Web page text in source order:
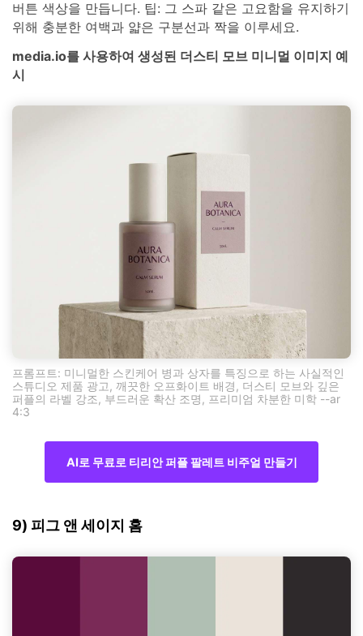
버튼 색상을 만듭니다. 팁: 그 스파 같은 고요함을 유지하기
위해 충분한 여백과 얇은 구분선과 짝을 이루세요.
media.io를 사용하여 생성된 더스티 모브 미니멀 이미지 예
시
프롬프트: 미니멀한 스킨케어 병과 상자를 특징으로 하는 사실적인
스튜디오 제품 광고, 깨끗한 오프화이트 배경, 더스티 모브와 깊은
퍼플의 라벨 강조, 부드러운 확산 조명, 프리미엄 차분한 미학 --ar
4:3
AI로 무료로 티리안 퍼플 팔레트 비주얼 만들기
9) 피그 앤 세이지 홈